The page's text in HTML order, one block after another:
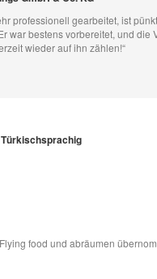
professionell gearbeitet, ist
war bestens vorbereitet, und die
wieder auf ihn zählen!“
food und abräumen